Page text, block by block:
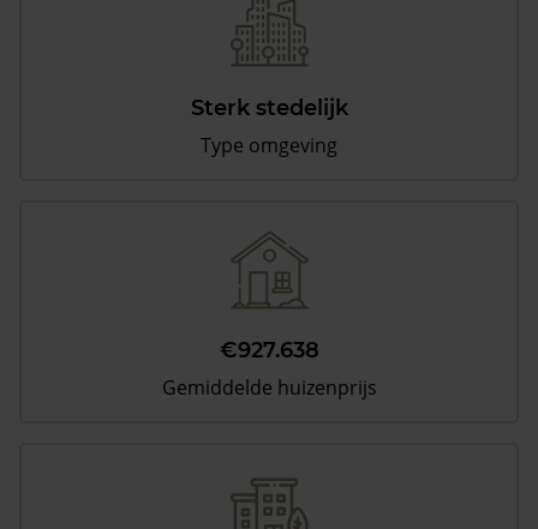
Sterk stedelijk
Type omgeving
€927.638
Gemiddelde huizenprijs